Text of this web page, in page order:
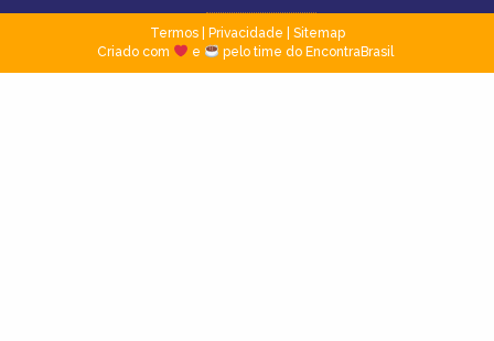
Termos| Privacidade
Sitemap
Criado com
e pelo time do EncontraBrasil